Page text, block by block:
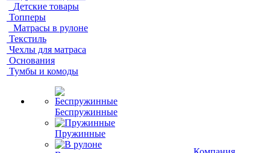
Детские товары
Топперы
Матрасы в рулоне
Текстиль
Чехлы для матраса
Основания
Тумбы и комоды
Беспружинные
Пружинные